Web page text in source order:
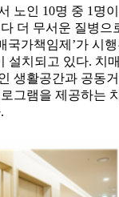
노인 10명 중 1명
더 무서운 질병으
국가책임제’가 시
설치되고 있다. 치
생활공간과 공동
그램을 제공하는